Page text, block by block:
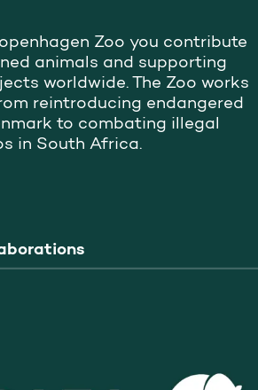
Zoo you contribute
animals and supporting
worldwide. The Zoo works
reintroducing endangered
to combating illegal
in South Africa.